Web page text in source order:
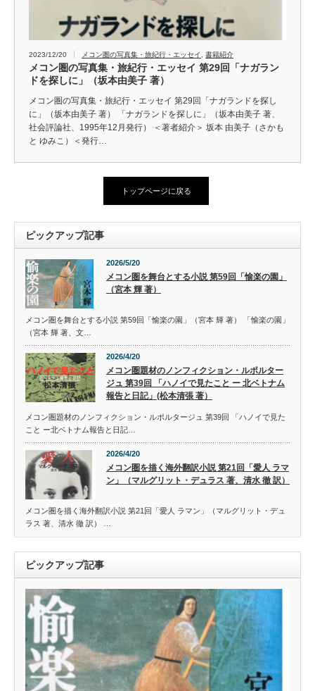
2023/12/20 メコン圏の写真集・旅紀行・エッセイ 書籍紹介
メコン圏の写真集・旅紀行・エッセイ 第29回「ナガラン
ドを探しに」（坂本由美子 著）
メコン圏の写真集・旅紀行・エッセイ 第29回「ナガランドを探し
に」（坂本由美子 著） 「ナガランドを探しに」（坂本由美子 著、
社会評論社、1995年12月発行） ＜著者紹介＞ 坂本 由美子（さかも
と ゆみこ）＜発行…
トップページに戻る
ピックアップ記事
2026/5/20
メコン圏を舞台とする小説 第59回「愉楽の園」
（宮本 輝 著）
メコン圏を舞台とする小説 第59回「愉楽の園」（宮本 輝 著） 「愉楽の園」
（宮本 輝 著、文…
2026/4/20
メコン圏題材のノンフィクション・ルポルター
ジュ 第39回 「ハノイで見たこと ー 北ベトナム
報告と日記」(松本清張 著）
メコン圏題材のノンフィクション・ルポルタージュ 第39回 「ハノイで見た
こと ー北ベトナム報告と日記…
2026/4/20
メコン圏を描く海外翻訳小説 第21回「愛人 ラマ
ン」（マルグリット・デュラス 著、清水 徹 訳）
メコン圏を描く海外翻訳小説 第21回「愛人 ラマン」（マルグリット・デュ
ラス 著、清水 徹 訳） …
ピックアップ記事